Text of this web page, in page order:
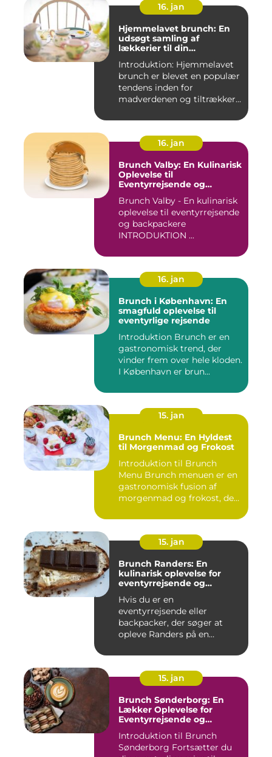
16. jan
Hjemmelavet brunch: En
udsøgt samling af
lækkerier til din
Introduktion: Hjemmelavet
brunch er blevet en populær
tendens inden for
madverdenen og tiltrækker
16. jan
Brunch Valby: En Kulinarisk
Oplevelse til
Eventyrrejsende og
Brunch Valby - En kulinarisk
oplevelse til eventyrrejsende
og backpackere
INTRODUKTION ...
16. jan
Brunch i København: En
smagfuld oplevelse til
eventyrlige rejsende
Introduktion Brunch er en
gastronomisk trend, der
vinder frem over hele kloden.
I København er brun...
15. jan
Brunch Menu: En Hyldest
til Morgenmad og Frokost
Introduktion til Brunch
Menu Brunch menuen er en
gastronomisk fusion af
morgenmad og frokost, der
15. jan
Brunch Randers: En
kulinarisk oplevelse for
eventyrrejsende og
Hvis du er en
eventyrrejsende eller
backpacker, der søger at
opleve Randers på en
15. jan
Brunch Sønderborg: En
Lækker Oplevelse for
Eventyrrejsende og
Introduktion til Brunch
Sønderborg Fortsætter du